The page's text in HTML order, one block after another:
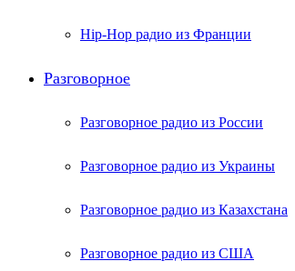
Hip-Hop радио из Франции
Разговорное
Разговорное радио из России
Разговорное радио из Украины
Разговорное радио из Казахстана
Разговорное радио из США